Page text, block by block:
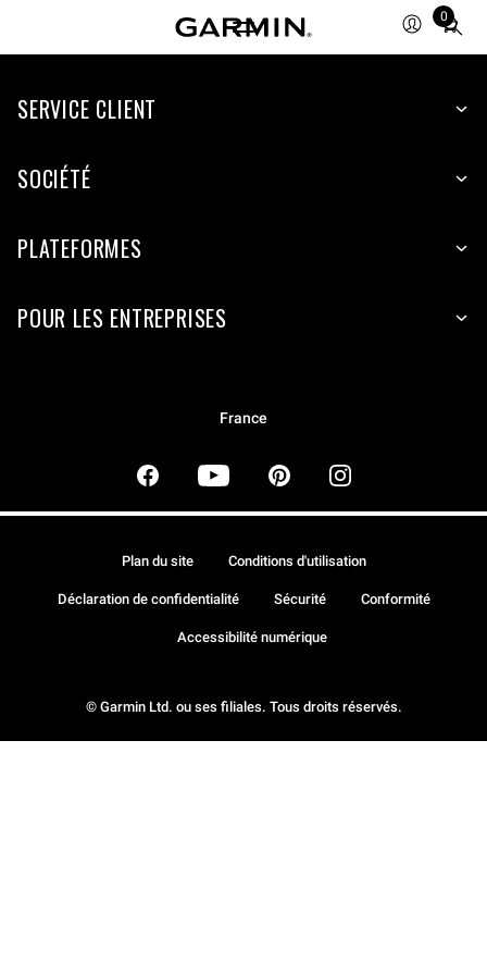
0
Total
items
cart:
SERVICE CLIENT
SOCIÉTÉ
PLATEFORMES
POUR LES ENTREPRISES
France
© Garmin Ltd. ou ses filiales. Tous droits réservés.
Plan du site Conditions d'utilisation
Déclaration de confidentialité Sécurité Conformité
Accessibilité numérique